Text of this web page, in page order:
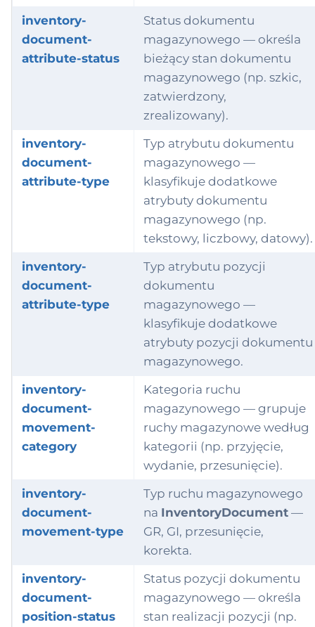
inventory-
document-
attribute-status
Status dokumentu
magazynowego — określa
bieżący stan dokumentu
magazynowego (np. szkic,
zatwierdzony,
zrealizowany).
inventory-
document-
attribute-type
Typ atrybutu dokumentu
magazynowego —
klasyfikuje dodatkowe
atrybuty dokumentu
magazynowego (np.
tekstowy, liczbowy, datowy).
inventory-
document-
attribute-type
Typ atrybutu pozycji
dokumentu
magazynowego —
klasyfikuje dodatkowe
atrybuty pozycji dokumentu
magazynowego.
inventory-
document-
movement-
category
Kategoria ruchu
magazynowego — grupuje
ruchy magazynowe według
kategorii (np. przyjęcie,
wydanie, przesunięcie).
inventory-
document-
movement-type
Typ ruchu magazynowego
na InventoryDocument—
GR, GI, przesunięcie,
korekta.
inventory-
document-
position-status
Status pozycji dokumentu
magazynowego — określa
stan realizacji pozycji (np.